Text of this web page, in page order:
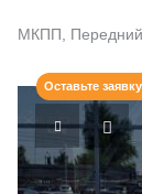
МКПП,
Оставьте